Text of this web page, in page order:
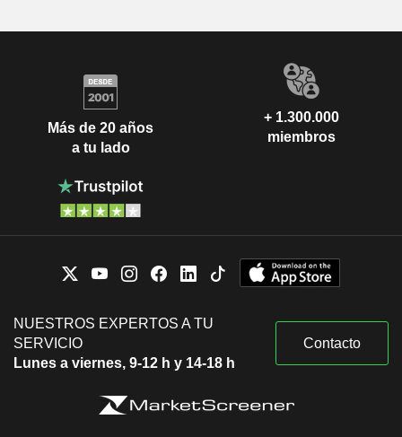
Más de 20 años
a tu lado
+ 1.300.000
miembros
NUESTROS EXPERTOS A TU
SERVICIO
Lunes a viernes, 9-12 h y 14-18 h
Contacto